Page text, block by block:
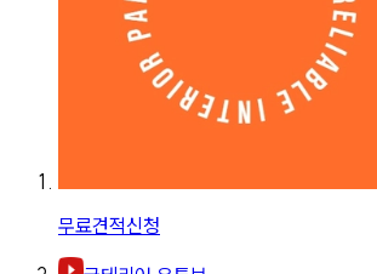
무료견적신청